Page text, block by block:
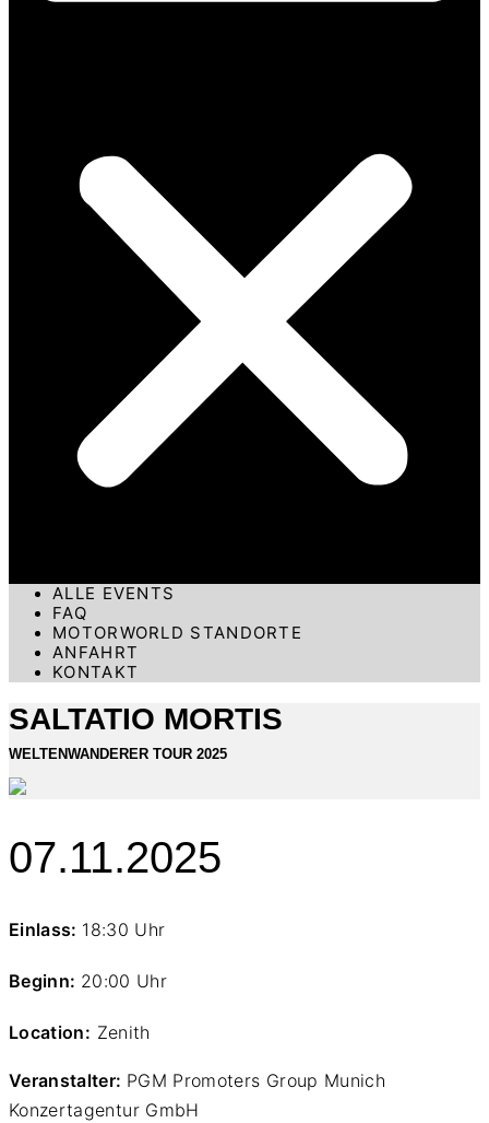
ALLE EVENTS
FAQ
MOTORWORLD STANDORTE
ANFAHRT
KONTAKT
SALTATIO MORTIS
WELTENWANDERER TOUR 2025
07.11.2025
Einlass: 18:30 Uhr
Beginn: 20:00 Uhr
Location: Zenith
Veranstalter: PGM Promoters Group Munich
Konzertagentur GmbH